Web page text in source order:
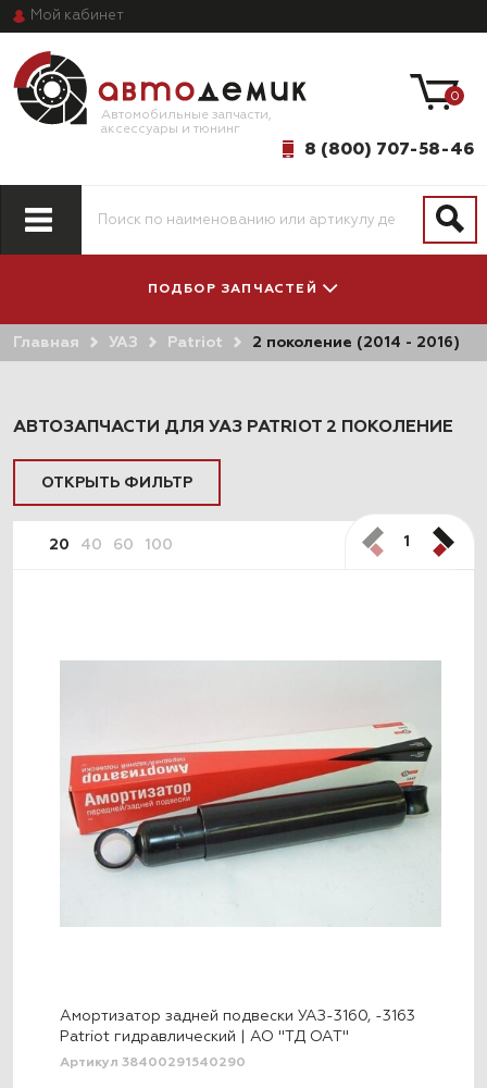
Мой кабинет
Автомобильные запчасти,
аксессуары и тюнинг
8 (800) 707-58-46
0
ПОДБОР ЗАПЧАСТЕЙ
ПО МОДЕЛИ
ПО СИСТЕМАМ
Главная УАЗ Patriot 2 поколение (2014 - 2016)
АВТОЗАПЧАСТИ ДЛЯ УАЗ PATRIOT 2 ПОКОЛЕНИЕ
ОТКРЫТЬ ФИЛЬТР
20 40 60 100 1
Амортизатор задней подвески УАЗ-3160, -3163
Patriot гидравлический | АО "ТД ОАТ"
Артикул 38400291540290